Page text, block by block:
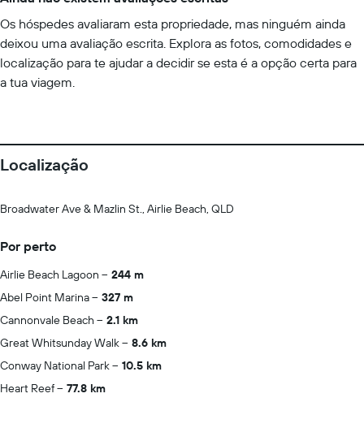
Os hóspedes avaliaram esta propriedade, mas ninguém ainda
deixou uma avaliação escrita. Explora as fotos, comodidades e
localização para te ajudar a decidir se esta é a opção certa para
a tua viagem.
Localização
Broadwater Ave & Mazlin St., Airlie Beach, QLD
Por perto
Airlie Beach Lagoon
244 m
Abel Point Marina
327 m
Cannonvale Beach
2.1 km
Great Whitsunday Walk
8.6 km
Conway National Park
10.5 km
Heart Reef
77.8 km